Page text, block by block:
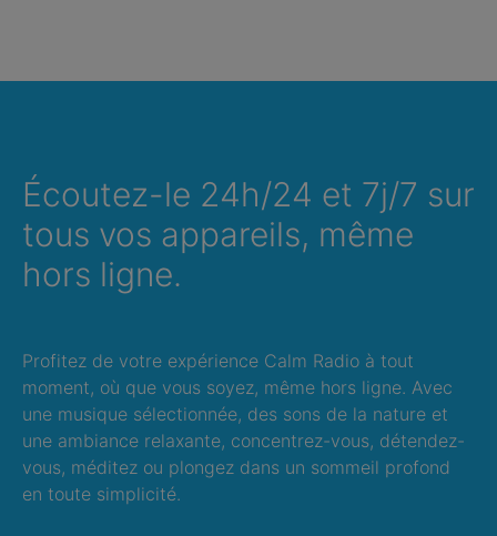
Écoutez-le 24h/24 et 7j/7 sur
tous vos appareils, même
hors ligne.
Profitez de votre expérience Calm Radio à tout
moment, où que vous soyez, même hors ligne. Avec
une musique sélectionnée, des sons de la nature et
une ambiance relaxante, concentrez-vous, détendez-
vous, méditez ou plongez dans un sommeil profond
en toute simplicité.